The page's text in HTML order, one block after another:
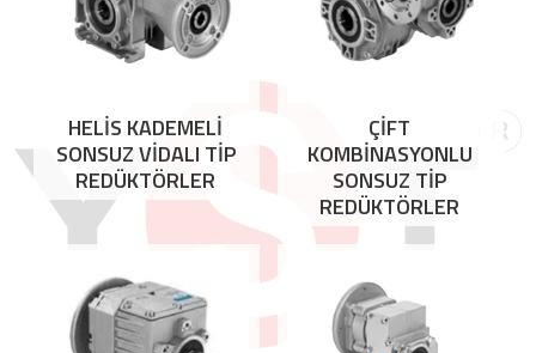
HELİS KADEMELİ
SONSUZ VİDALI TİP
REDÜKTÖRLER
ÇİFT
KOMBİNASYONLU
SONSUZ TİP
REDÜKTÖRLER